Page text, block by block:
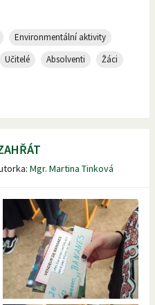
Environmentální aktivity
Učitelé Absolventi Žáci
Mgr. Martina Tinková